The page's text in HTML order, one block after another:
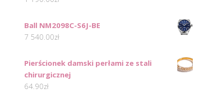
Ball NM2098C-S6J-BE
7 540.00zł
Pierścionek damski perłami ze stali
chirurgicznej
64.90zł